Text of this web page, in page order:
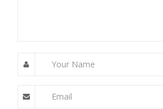
Your Name
Email